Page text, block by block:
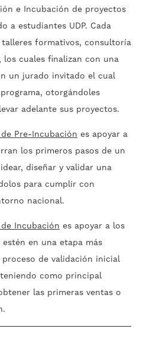
e Incubación de proyectos
a estudiantes UDP. Cada
formativos, consultoría
cuales finalizan con una
un jurado invitado el cual
otorgándoles
adelante sus proyectos.
Pre-Incubación es apoyar a
los primeros pasos de un
diseñar y validar una
para cumplir con
nacional.
Incubación es apoyar a los
en una etapa más
de validación inicial
como principal
las primeras ventas o